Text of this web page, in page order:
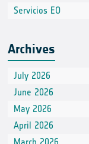
Servicios EO
Archives
July 2026
June 2026
May 2026
April 2026